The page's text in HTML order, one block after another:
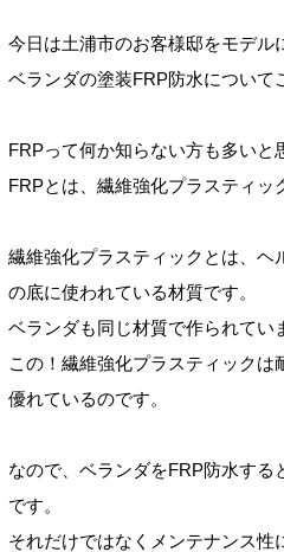
今日は土浦市のお客様邸をモデル
ベランダの塗装FRP防水について
FRPって何か知らない方も多いと
FRPとは、繊維強化プラスティッ
繊維強化プラスティックとは、ヘ
の底に使われている材質です。
ベランダも同じ材質で作られてい
この！繊維強化プラスティックは
優れているのです。
なので、ベランダをFRP防水する
です。
それだけではなくメンテナンス性